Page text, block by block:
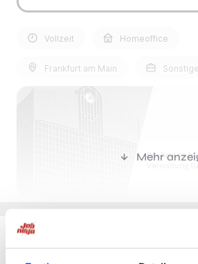
Vollzeit Homeoffice
Frankfurt am Main
Mehr